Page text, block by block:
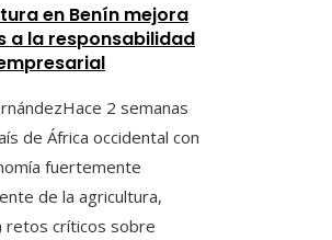
en Benín mejora
a la responsabilidad
Hace 2 semanas
de África occidental con
fuertemente
de la agricultura,
retos críticos sobre